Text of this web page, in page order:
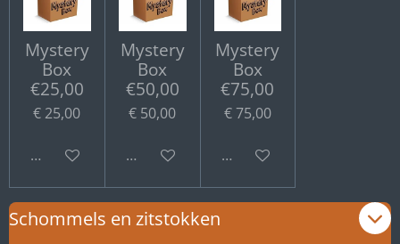
Mystery
Box
€25,00
€ 25,00
Bekijk details
Mystery
Box
€50,00
€ 50,00
Bekijk details
Mystery
Box
€75,00
€ 75,00
Bekijk details
Schommels en zitstokken